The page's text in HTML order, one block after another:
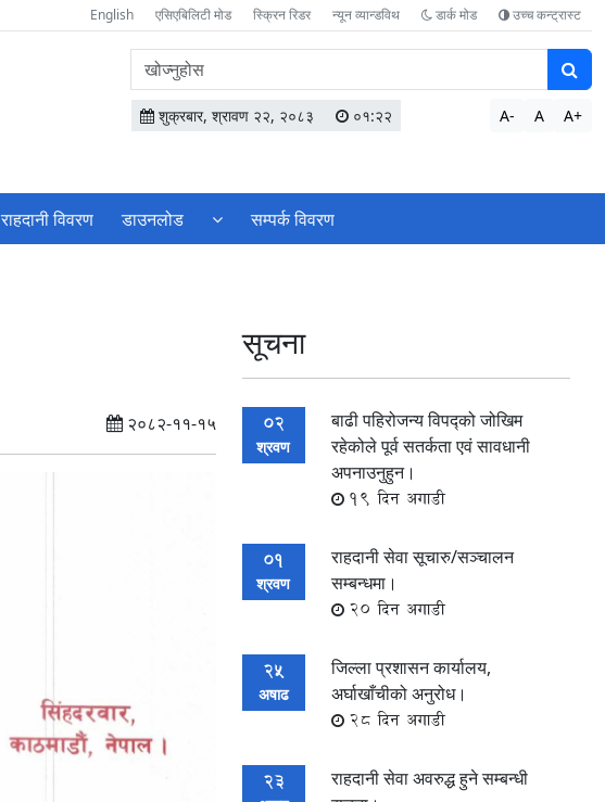
English एसिएबिलिटी मोड स्क्रिन रिडर न्यून व्यान्डविथ डार्क मोड उच्च कन्ट्रास्ट
वेबसाइटमा
सामग्री
खोज्नुहोस
शुक्रबार, श्रावण २२, २०८३ ०१:२२ A- A A+
राहदानी विवरण डाउनलोड सम्पर्क विवरण
२०८२-११-१५
सूचना
02
श्रवण
बाढी पहिरोजन्य विपद्को जोखिम
रहेकोले पूर्व सतर्कता एवं‌ सावधानी
अपनाउनुहुन।
19 दिन अगाडी
01
श्रवण
राहदानी सेवा सूचारु/सञ्चालन
सम्बन्धमा।
20 दिन अगाडी
25
अषाढ
जिल्ला प्रशासन कार्यालय,
अर्घाखाँचीको अनुरोध।
28 दिन अगाडी
23
राहदानी सेवा अवरुद्ध हुने सम्बन्धी